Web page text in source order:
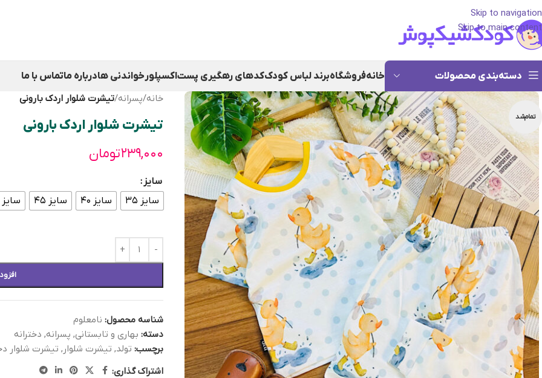
Skip to navigation
Skip to main content
دسته‌بندی محصولات خانهفروشگاهبرند لباس کودککدهای رهگیری پستاکسپلورخواندنی هادرباره ماتماس با ما
تمام‌شد
خانه/پسرانه/تیشرت شلوار اردک بارونی
تیشرت شلوار اردک بارونی
۲۳۹,۰۰۰تومان
سایز
سایز ۳۵
سایز ۴۰ سایز ۴۵ سایز ۵۰
شناسه محصول: نامعلوم
دسته: بهاری و تابستانی, پسرانه, دخترانه
برچسب: تولد, تیشرت شلوار , تیشرت شلوار
اشتراک گذاری: